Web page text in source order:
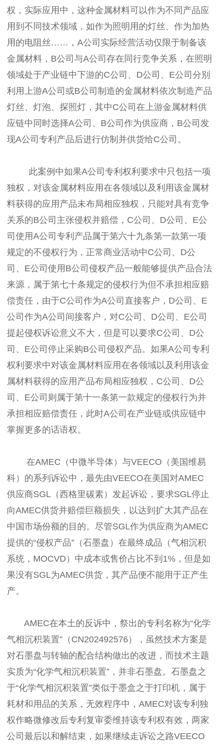
权，实际应用中，这种金属材料可以作为不同产品应
用到不同技术领域，如作为照明用的灯丝、作为加热
用的电阻丝……，A公司实际经营活动仅限于制备该
金属材料，B公司与A公司存在同行竞争关系，在照明
领域处于产业链中下游的C公司、D公司、E公司分别
利用上游A公司或B公司制造的金属材料依次制造产品
灯丝、灯泡、探照灯，其中C公司在上游金属材料供
应链中同时选择A公司、B公司作为供应商，B公司发
现A公司专利产品后进行仿制并供货给C公司。
此案例中如果A公司专利权利要求中只包括一项
独权，对该金属材料应用在各领域以及利用该金属材
料获得的应用产品未布局相应独权，只能对具有竞争
关系的B公司主张侵权并赔偿，C公司、D公司、E公
司使用A公司专利产品属于第六十九条第一款第一项
规定的不侵权行为，正常商业活动中C公司、D公
司、E公司使用B公司侵权产品一般能够提供产品合法
来源，属于第七十条规定的侵权行为但不承担相应赔
偿责任，由于C公司作为A公司直接客户，D公司、E
公司作为A公司间接客户，对C公司、D公司、E公司
提起侵权诉讼意义不大，但是可以要求C公司、D公
司、E公司停止采购B公司侵权产品。如果A公司专利
权利要求中对该金属材料应用在各领域以及利用该金
属材料获得的应用产品布局相应独权，C公司、D公
司、E公司则属于第十一条第一款规定的侵权行为并
承担相应赔偿责任，此时A公司在产业链或供应链中
掌握更多的话语权。
在AMEC（中微半导体）与VEECO（美国维易
科）的系列诉讼中，最先由VEECO在美国对AMEC
供应商SGL（西格里碳素）发起诉讼，要求SGL停止
向AMEC供货并赔偿巨额损失，以达到扩大其产品在
中国市场份额的目的。尽管SGL作为供应商为AMEC
提供的“侵权产品”（石墨盘）在最终成品（气相沉积
系统，MOCVD）中成本或售价占比不到1%，但是如
果没有SGL为AMEC供货，其产品便不能用于正产生
产。
AMEC在本土的反诉中，祭出的专利名称为“化学
气相沉积装置”（CN202492576），虽然技术方案是
对石墨盘与转轴的配合结构做出的改进，而技术主题
实质为“化学气相沉积装置”，并非石墨盘。石墨盘之
于“化学气相沉积装置”类似于墨盒之于打印机，属于
耗材和用品的关系，无效程序中，AMEC对该专利独
权作略微修改后专利复审委维持该专利权有效，两家
公司最后以和解结束，如果继续走诉讼之路VEECO